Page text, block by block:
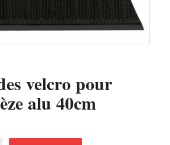
velcro pour
alu 40cm